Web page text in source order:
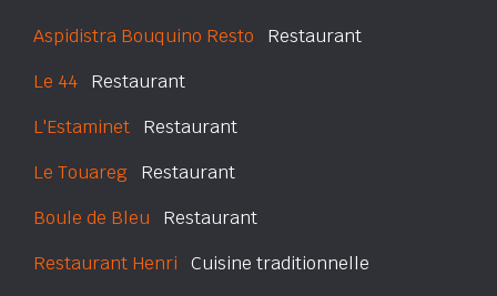
Aspidistra Bouquino Resto Restaurant
Le 44 Restaurant
L'Estaminet Restaurant
Le Touareg Restaurant
Boule de Bleu Restaurant
Restaurant Henri Cuisine traditionnelle